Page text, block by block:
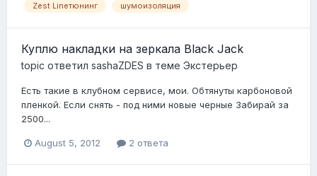
Zest Lineтюнинг шумоизоляция
Куплю накладки на зеркала Black Jack
topic ответил sashaZDES в теме Экстерьер
Есть такие в клубном сервисе, мои. Обтянуты карбоновой
пленкой. Если снять - под ними новые черные Забирай за
2500...
August 5, 2012 2 ответа